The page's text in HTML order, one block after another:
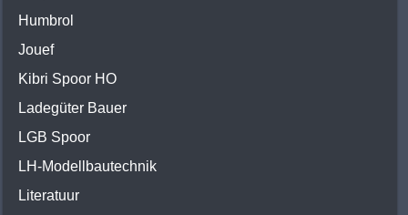
Humbrol
Jouef
Kibri Spoor HO
Ladegüter Bauer
LGB Spoor
LH-Modellbautechnik
Literatuur